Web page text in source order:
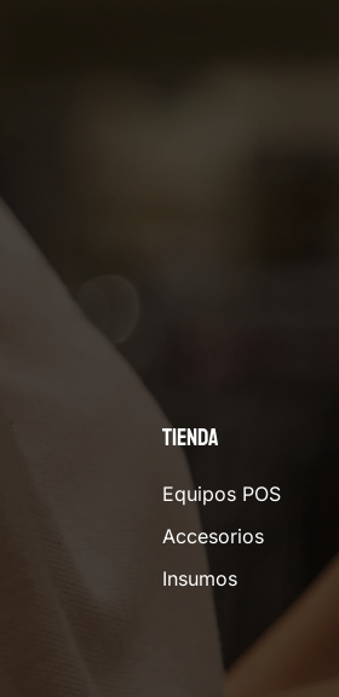
Tienda
Equipos POS
Accesorios
Insumos